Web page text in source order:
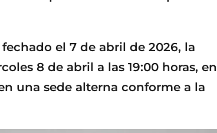
el 7 de abril de 2026, la
8 de abril a las 19:00 horas, en
una sede alterna conforme a la